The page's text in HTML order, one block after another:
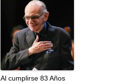
Al cumplirse 83 Años